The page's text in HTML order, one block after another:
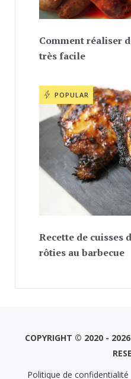
Comment réaliser
très facile
POPULAR
Recette de cuisses
rôties au barbecue
COPYRIGHT © 2020 -
Politique de confidentialité